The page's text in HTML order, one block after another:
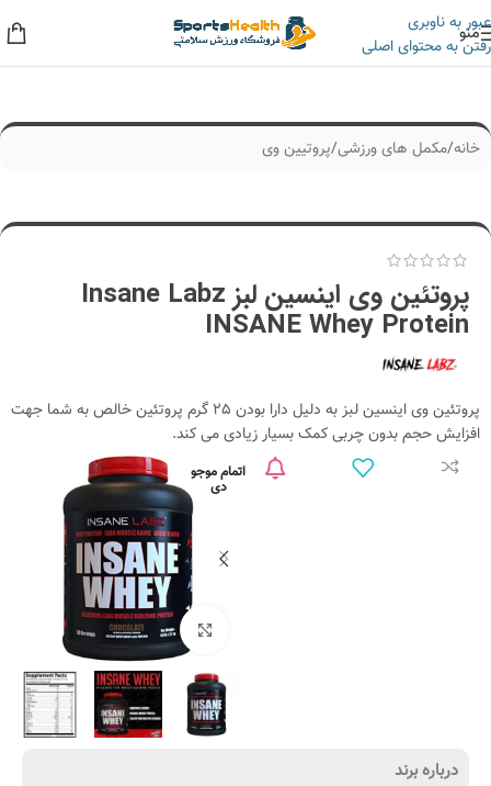
عبور به ناوبری
رفتن به محتوای اصلی
منو
خانه/مکمل های ورزشی/پروتیین وی
پروتئین وی اینسین لبز Insane Labz
INSANE Whey Protein
پروتئین وی اینسین لبز به دلیل دارا بودن 25 گرم پروتئین خالص به شما جهت
افزایش حجم بدون چربی کمک بسیار زیادی می کند.
اتمام موجو
دی
بزرگنمایی تصویر
درباره برند